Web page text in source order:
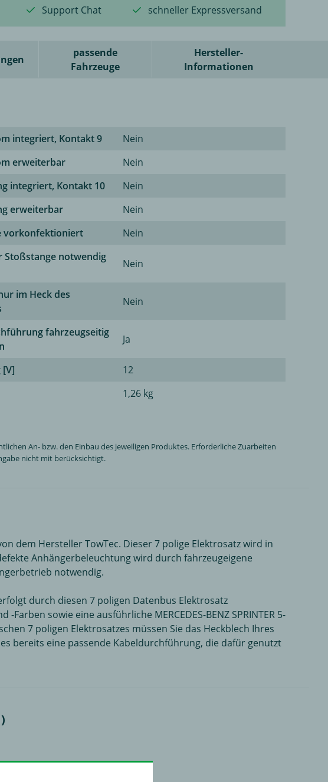
Support Chat schneller Expressversand
passende
Fahrzeuge
Hersteller-
Informationen
integriert, Kontakt 9
Nein
erweiterbar
Nein
integriert, Kontakt 10
Nein
erweiterbar
Nein
vorkonfektioniert
Nein
Stoßstange notwendig
Nein
im Heck des
Nein
fahrzeugseitig
Ja
12
1,26 kg
An- bzw. den Einbau des jeweiligen Produktes. Erforderliche Zuarbeiten
nicht mit berücksichtigt.
dem Hersteller TowTec. Dieser 7 polige Elektrosatz wird in
Anhängerbeleuchtung wird durch fahrzeugeigene
notwendig.
durch diesen 7 poligen Datenbus Elektrosatz
sowie eine ausführliche MERCEDES-BENZ SPRINTER 5-
7 poligen Elektrosatzes müssen Sie das Heckblech Ihres
es bereits eine passende Kabeldurchführung, die dafür genutzt